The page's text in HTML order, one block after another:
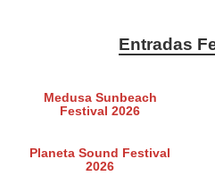
Entradas
Medusa Sunbeach
Festival 2026
Planeta Sound Festival
2026